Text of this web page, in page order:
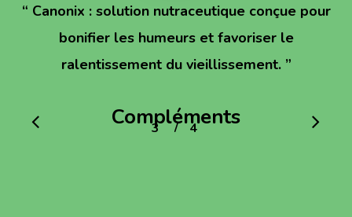
“ Canonix : solution nutraceutique conçue pour
bonifier les humeurs et favoriser le
ralentissement du vieillissement. ”
Compléments
alimentaires
1 2 3 4/ 4